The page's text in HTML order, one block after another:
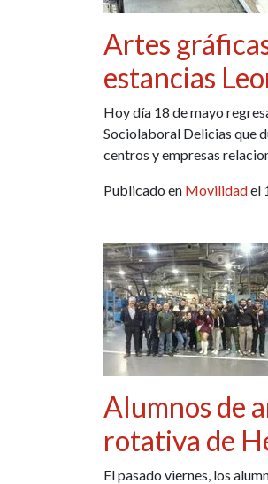
Artes
estancias
Hoy día 18 de mayo
Sociolaboral Delicias que
centros y empresas
Publicado en Movilidadel
Alumnos de
rotativa de
El pasado viernes, los